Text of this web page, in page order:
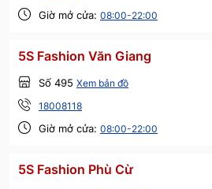
Giờ mở cửa: 08:00-22:00
5S Fashion Văn Giang
Số 495 Xem bản đồ
18008118
Giờ mở cửa: 08:00-22:00
5S Fashion Phù Cừ